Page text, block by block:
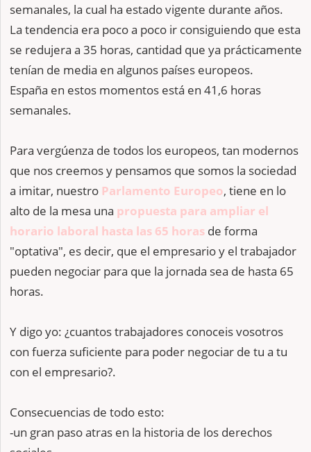
semanales, la cual ha estado vigente durante años.
La tendencia era poco a poco ir consiguiendo que esta
se redujera a 35 horas, cantidad que ya prácticamente
tenían de media en algunos países europeos.
España en estos momentos está en 41,6 horas
semanales.
Para vergúenza de todos los europeos, tan modernos
que nos creemos y pensamos que somos la sociedad
a imitar, nuestro Parlamento Europeo, tiene en lo
alto de la mesa una propuesta para ampliar el
horario laboral hasta las 65 horas de forma
"optativa", es decir, que el empresario y el trabajador
pueden negociar para que la jornada sea de hasta 65
horas.
Y digo yo: ¿cuantos trabajadores conoceis vosotros
con fuerza suficiente para poder negociar de tu a tu
con el empresario?.
Consecuencias de todo esto:
-un gran paso atras en la historia de los derechos